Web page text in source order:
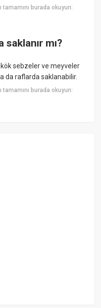
tamamını burada okuyun:
mı?
sebzeler ve meyveler
da raflarda saklanabilir.
tamamını burada okuyun: